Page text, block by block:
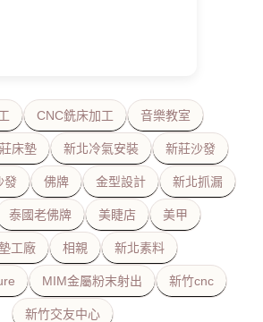
CNC銑床加工 音樂教室
床墊 新北冷氣安裝 新莊沙發
發 佛牌 金型設計 新北抓漏
泰國老佛牌 美睫店 美甲
工廠 相親 新北素料
MIM金屬粉末射出 新竹cnc
新竹交友中心